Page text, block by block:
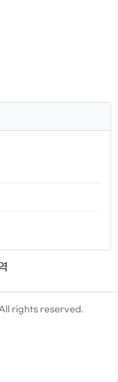
프인 내일배움캠프
프 국비지원 부트캠
배움캠프란? 내일배
에 대해 알아보시길
rights reserved.